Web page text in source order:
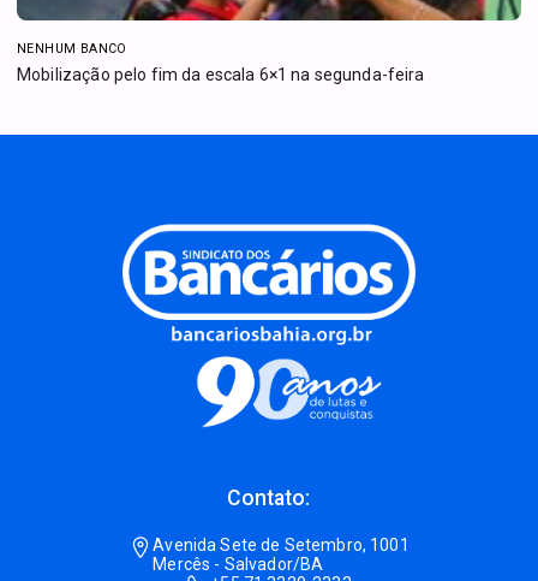
NENHUM BANCO
Mobilização pelo fim da escala 6×1 na segunda-feira
Contato:
Avenida Sete de Setembro, 1001
Mercês - Salvador/BA